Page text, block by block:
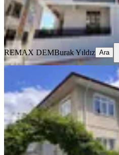
REMAX DEMBurak Yıldız
Ara
REMAX DEMBurak Yıldız Ara
BALKONLU
Remax
3+1 Daire
Merkez, Yavuz
3+1·125 m²·
13.000 ₺